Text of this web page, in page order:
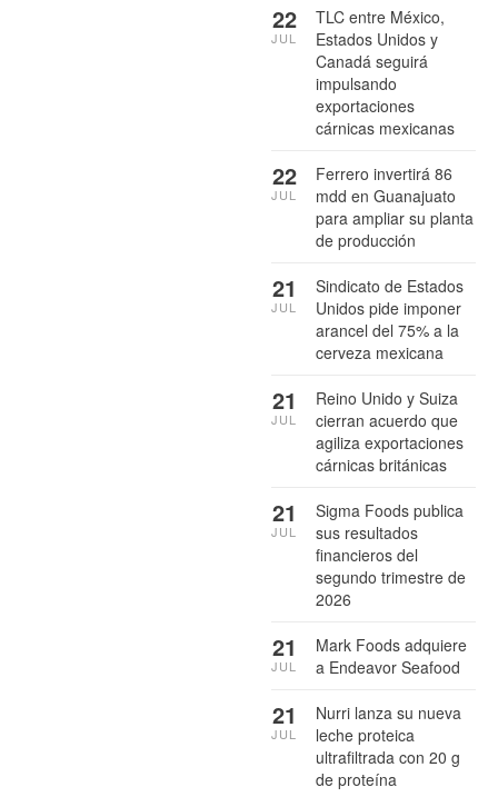
TLC entre México,
Estados Unidos y
Canadá seguirá
impulsando
exportaciones
cárnicas mexicanas
22
JUL
Ferrero invertirá 86
mdd en Guanajuato
para ampliar su planta
de producción
22
JUL
Sindicato de Estados
Unidos pide imponer
arancel del 75% a la
cerveza mexicana
21
JUL
Reino Unido y Suiza
cierran acuerdo que
agiliza exportaciones
cárnicas británicas
21
JUL
Sigma Foods publica
sus resultados
financieros del
segundo trimestre de
2026
21
JUL
Mark Foods adquiere
a Endeavor Seafood
21
JUL
Nurri lanza su nueva
leche proteica
ultrafiltrada con 20 g
de proteína
21
JUL